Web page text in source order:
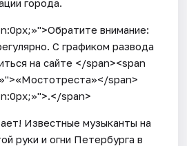
города.
внимание:
С графиком развода
на сайте </span><span
span>
span>
Известные музыканты на
руки и огни Петербурга в